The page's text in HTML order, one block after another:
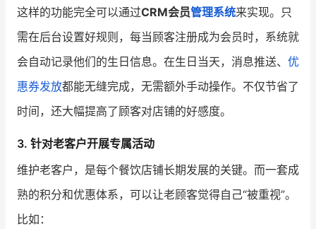
这样的功能完全可以通过CRM会员管理系统来实现。只
需在后台设置好规则，每当顾客注册成为会员时，系统就
会自动记录他们的生日信息。在生日当天，消息推送、 优
惠券发放都能无缝完成，无需额外手动操作。不仅节省了
时间，还大幅提高了顾客对店铺的好感度。
3. 针对老客户开展专属活动
维护老客户，是每个餐饮店铺长期发展的关键。而一套成
熟的积分和优惠体系，可以让老顾客觉得自己“被重视”。
比如：